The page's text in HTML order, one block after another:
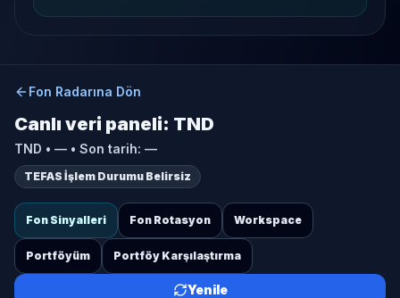
Fon Radarına Dön
Canlı veri paneli: TND
TND • — • Son tarih: —
TEFAS İşlem Durumu Belirsiz
Fon Sinyalleri Fon Rotasyon Workspace
Portföyüm Portföy Karşılaştırma
Yenile